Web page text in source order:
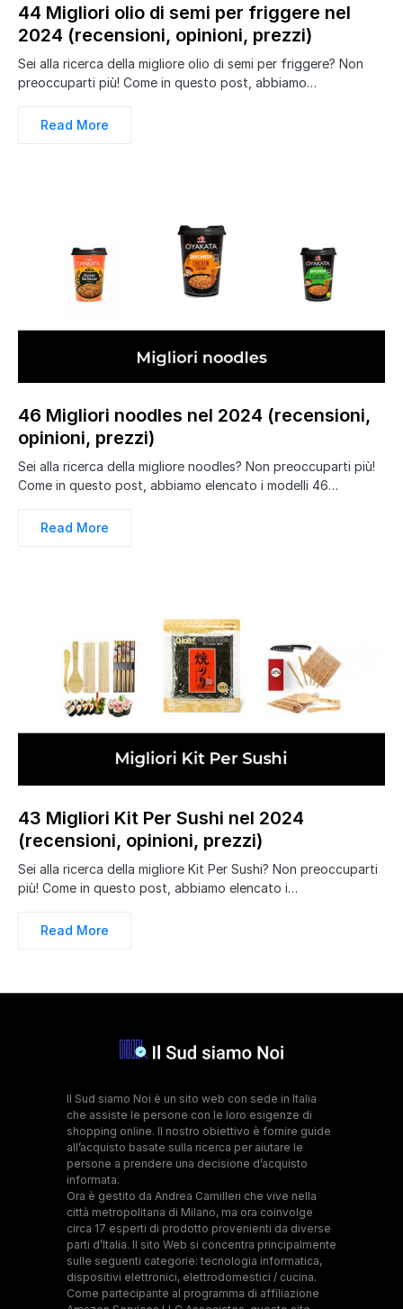
44 Migliori olio di semi per friggere nel
2024 (recensioni, opinioni, prezzi)
Sei alla ricerca della migliore olio di semi per friggere? Non
preoccuparti più! Come in questo post, abbiamo…
Read More
46 Migliori noodles nel 2024 (recensioni,
opinioni, prezzi)
Sei alla ricerca della migliore noodles? Non preoccuparti più!
Come in questo post, abbiamo elencato i modelli 46…
Read More
43 Migliori Kit Per Sushi nel 2024
(recensioni, opinioni, prezzi)
Sei alla ricerca della migliore Kit Per Sushi? Non preoccuparti
più! Come in questo post, abbiamo elencato i…
Read More
Il Sud siamo Noi è un sito web con sede in Italia
che assiste le persone con le loro esigenze di
shopping online. Il nostro obiettivo è fornire guide
all’acquisto basate sulla ricerca per aiutare le
persone a prendere una decisione d’acquisto
informata.
Ora è gestito da Andrea Camilleri che vive nella
città metropolitana di Milano, ma ora coinvolge
circa 17 esperti di prodotto provenienti da diverse
parti d’Italia. Il sito Web si concentra principalmente
sulle seguenti categorie: tecnologia informatica,
dispositivi elettronici, elettrodomestici / cucina.
Come partecipante al programma di affiliazione